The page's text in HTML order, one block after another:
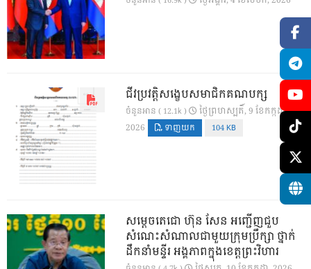
ជីវប្រវត្តិសង្ខេបសមាជិកគណបក្ស
ចំនួនអាន ( 12.1k )
ថ្ងៃ​ព្រហស្បតិ៍, 9 ខែ​កក្កដា,
2026
ទាញយក 104 KB
សម្តេចតេជោ ហ៊ុន សែន អញ្ជើញជួប
សំណេះសំណាលជាមួយក្រុមប្រឹក្សា ថ្នាក់
ដឹកនាំមន្ទីរ អង្គភាពក្នុងខេត្តព្រះវិហារ